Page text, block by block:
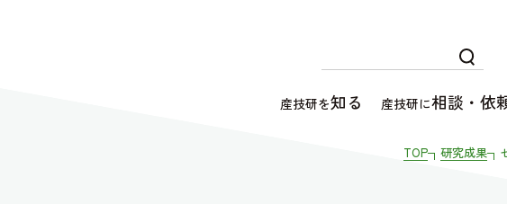
産技研を知る 産技研に相談・依
TOP 研究成果